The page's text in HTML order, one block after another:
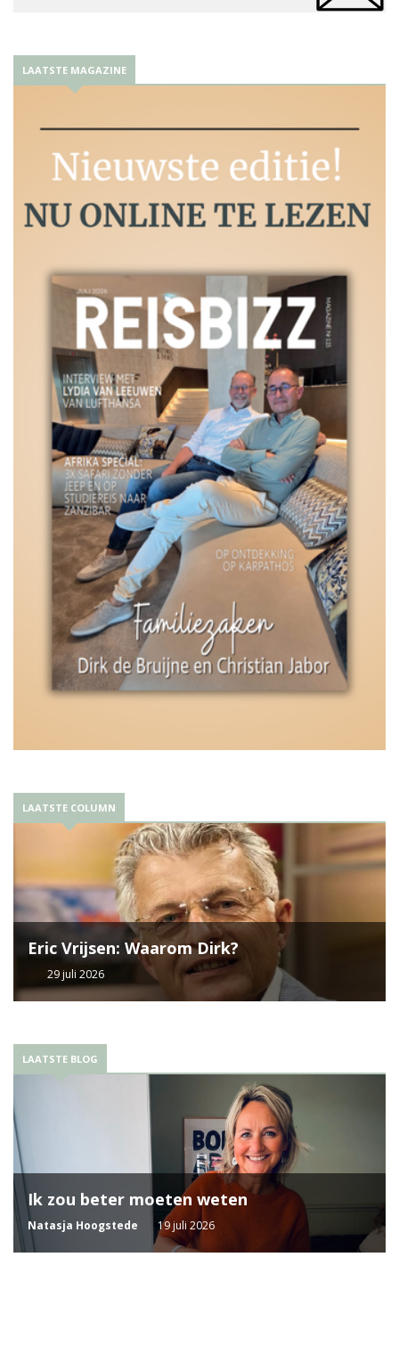
LAATSTE MAGAZINE
LAATSTE COLUMN
Eric Vrijsen: Waarom Dirk?
29 juli 2026
LAATSTE BLOG
Ik zou beter moeten weten
Natasja Hoogstede 19 juli 2026